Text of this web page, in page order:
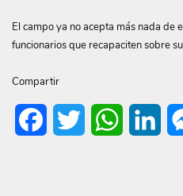
El campo ya no acepta más nada de
funcionarios que recapaciten sobre
Compartir
FacebookTwitter